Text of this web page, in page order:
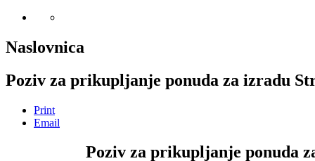
Naslovnica
Poziv za prikupljanje ponuda za izradu
Print
Email
Poziv za prikupljanje ponuda